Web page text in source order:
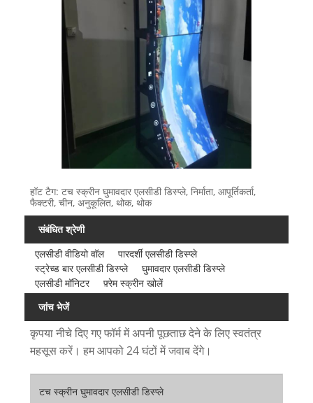
हॉट टैग: टच स्क्रीन घुमावदार एलसीडी डिस्प्ले, निर्माता, आपूर्तिकर्ता,
फैक्टरी, चीन, अनुकूलित, थोक, थोक
संबंधित श्रेणी
एलसीडी वीडियो वॉल
पारदर्शी एलसीडी डिस्प्ले
स्ट्रेच्ड बार एलसीडी डिस्प्ले
घुमावदार एलसीडी डिस्प्ले
एलसीडी मॉनिटर
फ़्रेम स्क्रीन खोलें
जांच भेजें
कृपया नीचे दिए गए फॉर्म में अपनी पूछताछ देने के लिए स्वतंत्र
महसूस करें। हम आपको 24 घंटों में जवाब देंगे।